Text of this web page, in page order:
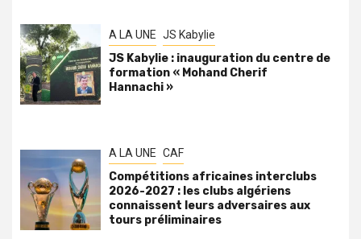
A LA UNE JS Kabylie
JS Kabylie : inauguration du centre de
formation « Mohand Cherif
Hannachi »
A LA UNE CAF
Compétitions africaines interclubs
2026-2027 : les clubs algériens
connaissent leurs adversaires aux
tours préliminaires